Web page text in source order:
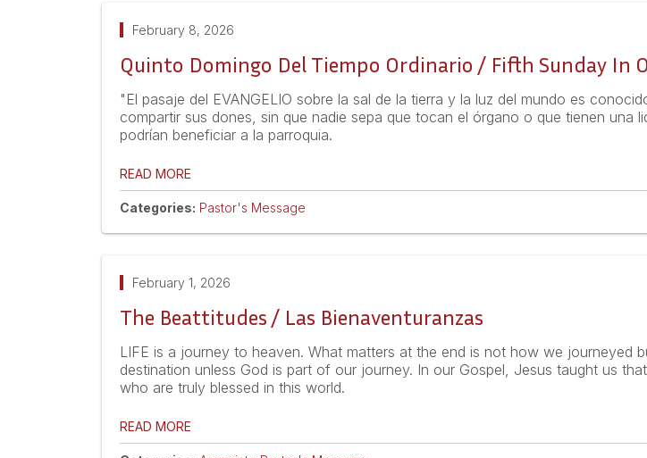
February 8, 2026
Quinto Domingo Del Tiempo Ordinario / Fifth Sunday In
"El pasaje del EVANGELIO sobre la sal de la tierra y la luz del mundo es
compartir sus dones, sin que nadie sepa que tocan el órgano o que tienen
podrían beneficiar a la parroquia.
READ MORE
Categories: Pastor's Message
February 1, 2026
The Beattitudes / Las Bienaventuranzas
LIFE is a journey to heaven. What matters at the end is not how we
destination unless God is part of our journey. In our Gospel, Jesus taught us
who are truly blessed in this world.
READ MORE